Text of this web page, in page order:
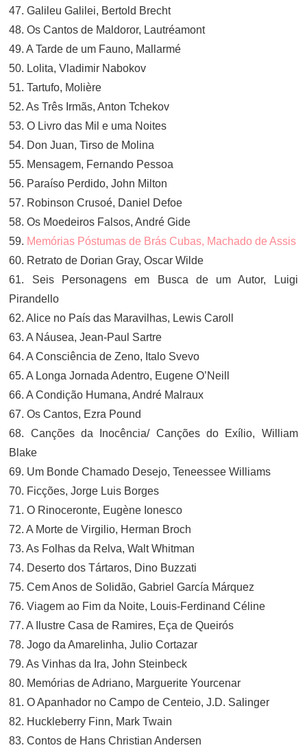
47. Galileu Galilei, Bertold Brecht
48. Os Cantos de Maldoror, Lautréamont
49. A Tarde de um Fauno, Mallarmé
50. Lolita, Vladimir Nabokov
51. Tartufo, Molière
52. As Três Irmãs, Anton Tchekov
53. O Livro das Mil e uma Noites
54. Don Juan, Tirso de Molina
55. Mensagem, Fernando Pessoa
56. Paraíso Perdido, John Milton
57. Robinson Crusoé, Daniel Defoe
58. Os Moedeiros Falsos, André Gide
59. Memórias Póstumas de Brás Cubas, Machado de Assis
60. Retrato de Dorian Gray, Oscar Wilde
61. Seis Personagens em Busca de um Autor, Luigi
Pirandello
62. Alice no País das Maravilhas, Lewis Caroll
63. A Náusea, Jean-Paul Sartre
64. A Consciência de Zeno, Italo Svevo
65. A Longa Jornada Adentro, Eugene O’Neill
66. A Condição Humana, André Malraux
67. Os Cantos, Ezra Pound
68. Canções da Inocência/ Canções do Exílio, William
Blake
69. Um Bonde Chamado Desejo, Teneessee Williams
70. Ficções, Jorge Luis Borges
71. O Rinoceronte, Eugène Ionesco
72. A Morte de Virgilio, Herman Broch
73. As Folhas da Relva, Walt Whitman
74. Deserto dos Tártaros, Dino Buzzati
75. Cem Anos de Solidão, Gabriel García Márquez
76. Viagem ao Fim da Noite, Louis-Ferdinand Céline
77. A Ilustre Casa de Ramires, Eça de Queirós
78. Jogo da Amarelinha, Julio Cortazar
79. As Vinhas da Ira, John Steinbeck
80. Memórias de Adriano, Marguerite Yourcenar
81. O Apanhador no Campo de Centeio, J.D. Salinger
82. Huckleberry Finn, Mark Twain
83. Contos de Hans Christian Andersen